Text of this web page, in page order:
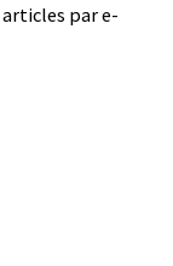
par e-